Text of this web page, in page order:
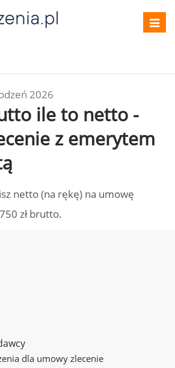
2026
ile to netto -
z emerytem
netto (na rękę) na umowę
zł brutto.
dla umowy zlecenie